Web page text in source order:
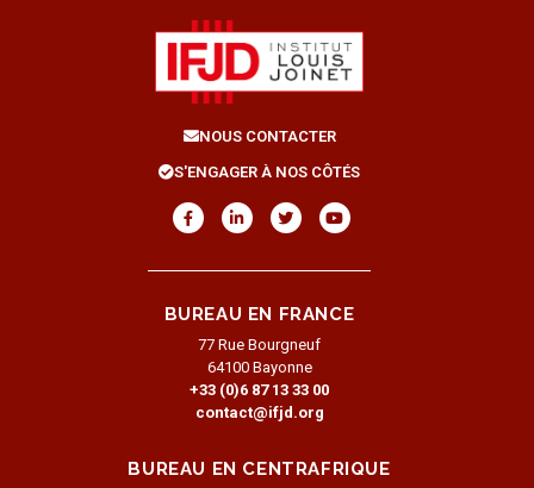
NOUS CONTACTER
S'ENGAGER À NOS CÔTÉS
BUREAU EN FRANCE
77 Rue Bourgneuf
64100 Bayonne
+33 (0)6 87 13 33 00
contact@ifjd.org
BUREAU EN CENTRAFRIQUE